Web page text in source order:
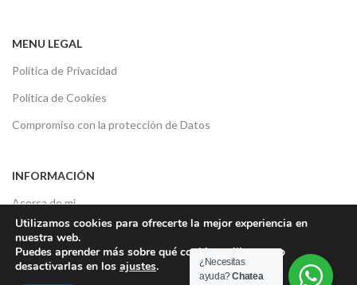
MENU LEGAL
Política de Privacidad
Política de Cookies
Compromiso con la protección de Datos
INFORMACIÓN
Acerca de mi
Consultas sobre tu piel
Contacto
Utilizamos cookies para ofrecerte la mejor experiencia en
nuestra web.
Puedes aprender más sobre qué cookies utilizamos o
desactivarlas en los ajustes.
¿Necesitas
ayuda?Chatea